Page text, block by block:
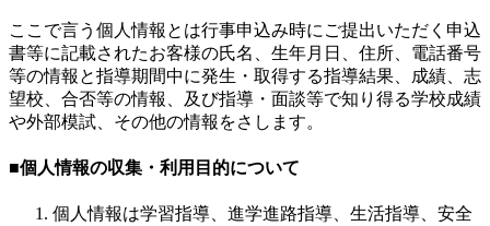
ここで言う個人情報とは行事申込み時にご提出いただく申込
書等に記載されたお客様の氏名、生年月日、住所、電話番号
等の情報と指導期間中に発生・取得する指導結果、成績、志
望校、合否等の情報、及び指導・面談等で知り得る学校成績
や外部模試、その他の情報をさします。
■個人情報の収集・利用目的について
個人情報は学習指導、進学進路指導、生活指導、安全